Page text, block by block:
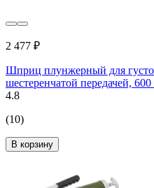
2 477 ₽
Шприц плунжерный для
шестеренчатой передачей,
4.8
(10)
В корзину